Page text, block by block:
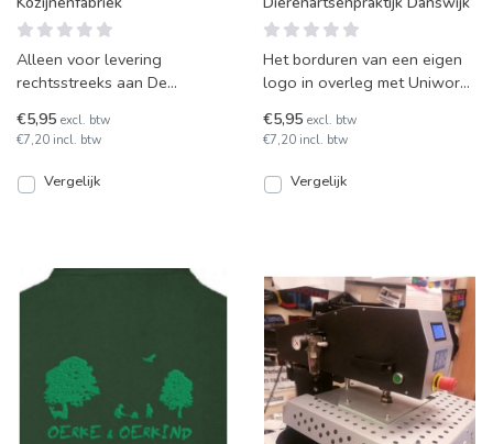
Alleen voor levering
rechtsstreeks aan De
uw logo op bijna elk kleding
€5,95 excl. btw
€7,20 incl. btw
Vergelijk
Het borduren van een eigen
logo in overleg met Uniwork.
bestelpagina. Bestel
€5,95 excl. btw
€7,20 incl. btw
Vergelijk